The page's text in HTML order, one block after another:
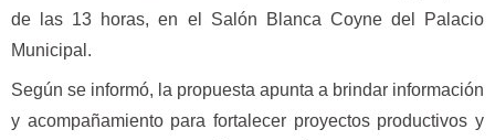
de las 13 horas, en el Salón Blanca Coyne del Palacio
Municipal.
Según se informó, la propuesta apunta a brindar información
y acompañamiento para fortalecer proyectos productivos y